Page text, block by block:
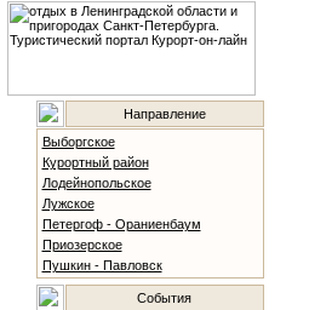
Направление
Выборгское
Курортный район
Лодейнопольское
Лужское
Петергоф - Ораниенбаум
Приозерское
Пушкин - Павловск
События